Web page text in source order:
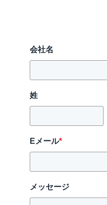
会社名
姓
Eメール*
メッセージ